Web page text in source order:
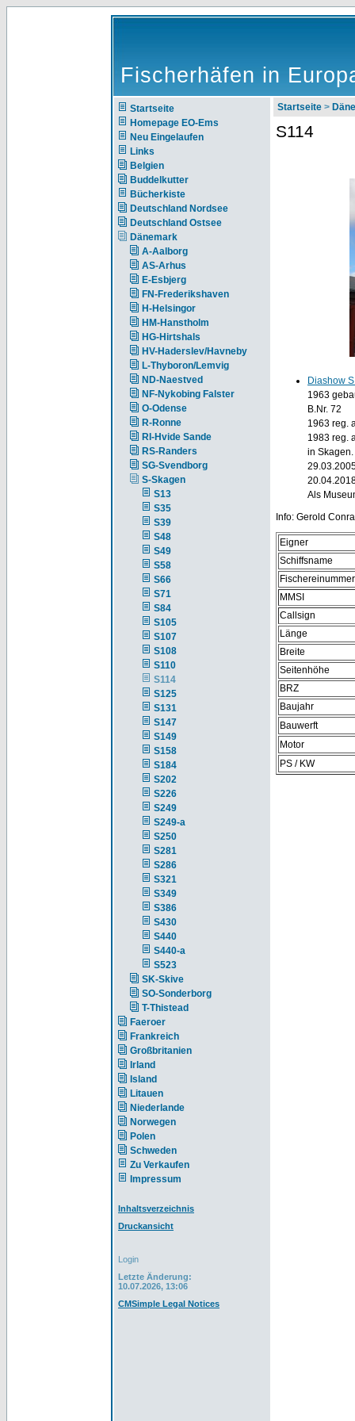
Fischerhäfen in
Startseite
Homepage EO-Ems
Neu Eingelaufen
Links
Belgien
Buddelkutter
Bücherkiste
Deutschland Nordsee
Deutschland Ostsee
Dänemark
A-Aalborg
AS-Arhus
E-Esbjerg
FN-Frederikshaven
H-Helsingor
HM-Hanstholm
HG-Hirtshals
HV-Haderslev/Havneby
L-Thyboron/Lemvig
ND-Naestved
NF-Nykobing Falster
O-Odense
R-Ronne
RI-Hvide Sande
RS-Randers
SG-Svendborg
S-Skagen
S13
S35
S39
S48
S49
S58
S66
S71
S84
S105
S107
S108
S110
S114
S125
S131
S147
S149
S158
S184
S202
S226
S249
S249-a
S250
S281
S286
S321
S349
S386
S430
S440
S440-a
S523
SK-Skive
SO-Sonderborg
T-Thistead
Faeroer
Frankreich
Großbritanien
Irland
Island
Litauen
Niederlande
Norwegen
Polen
Schweden
Zu Verkaufen
Impressum
Inhaltsverzeichnis
Druckansicht
Login
Letzte Änderung:
10.07.2026, 13:06
CMSimple Legal Notices
Startseite >
S114
Diashow
1963
B.Nr. 72
1963 reg.
1983 reg.
in Skagen.
Als
Info: Gerold
Eigner
Schiffsname
Fischereinummer
MMSI
Callsign
Länge
Breite
Seitenhöhe
BRZ
Baujahr
Bauwerft
Motor
PS / KW